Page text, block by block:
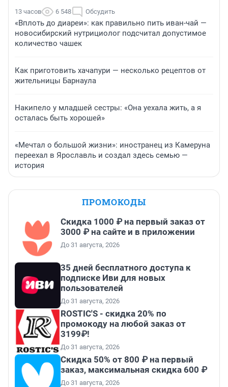
13 часов 6 548 Обсудить
«Вплоть до диареи»: как правильно пить иван-чай —
новосибирский нутрициолог подсчитал допустимое
количество чашек
Как приготовить хачапури — несколько рецептов от
жительницы Барнаула
Накипело у младшей сестры: «Она уехала жить, а я
осталась быть хорошей»
«Мечтал о большой жизни»: иностранец из Камеруна
переехал в Ярославль и создал здесь семью —
история
ПРОМОКОДЫ
Скидка 1000 ₽ на первый заказ от
3000 ₽ на сайте и в приложении
До 31 августа, 2026
35 дней бесплатного доступа к
подписке Иви для новых
пользователей
До 31 августа, 2026
ROSTIC'S - скидка 20% по
промокоду на любой заказ от
3199₽!
До 31 августа, 2026
Скидка 50% от 800 ₽ на первый
заказ, максимальная скидка 600 ₽
До 31 августа, 2026